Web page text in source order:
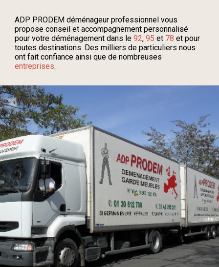
ADP PRODEM déménageur professionnel vous
propose conseil et accompagnement personnalisé
pour votre déménagement dans le 92, 95 et 78 et pour
toutes destinations. Des milliers de particuliers nous
ont fait confiance ainsi que de nombreuses
entreprises.